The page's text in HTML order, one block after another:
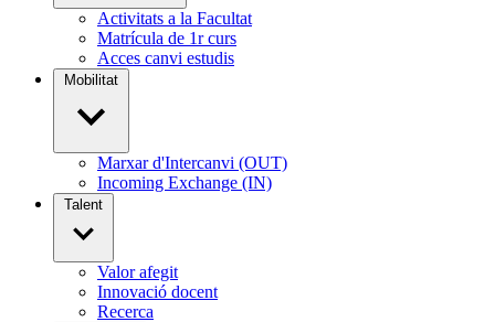
Activitats a la Facultat
Matrícula de 1r curs
Acces canvi estudis
Mobilitat
Marxar d'Intercanvi (OUT)
Incoming Exchange (IN)
Talent
Valor afegit
Innovació docent
Recerca